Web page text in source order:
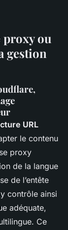
proxy ou
gestion
URL
le contenu
proxy
de la langue
de l’entête
contrôle ainsi
adéquate,
Ce